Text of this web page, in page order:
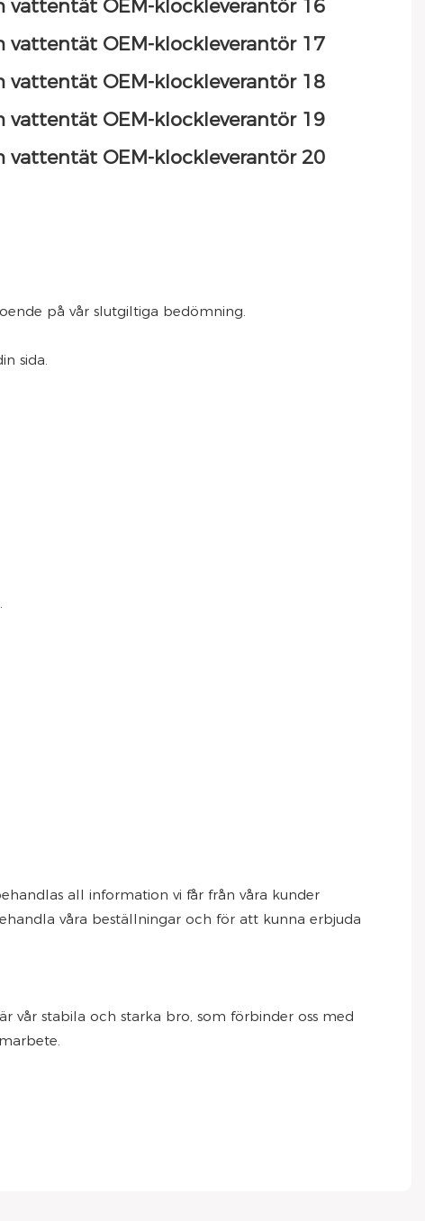
på vår slutgiltiga bedömning.
sida.
all information vi får från våra kunder
våra beställningar och för att kunna erbjuda
vår stabila och starka bro, som förbinder oss med